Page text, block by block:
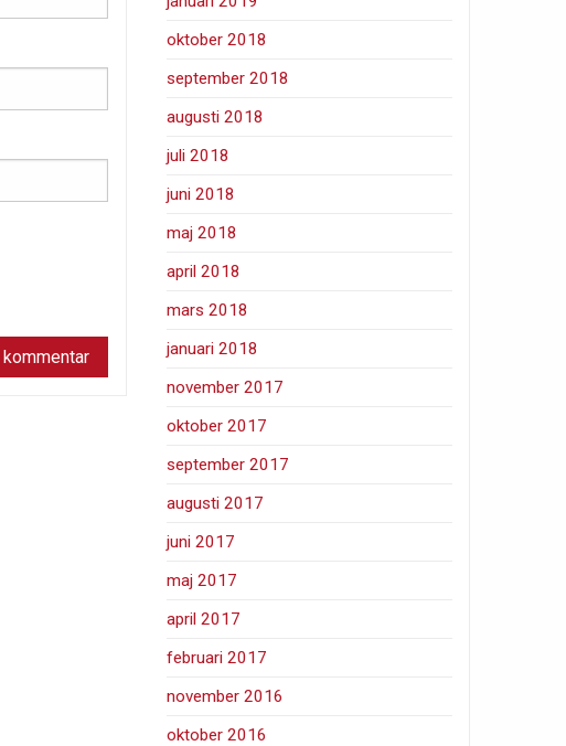
oktober 2018
september 2018
augusti 2018
juli 2018
juni 2018
maj 2018
april 2018
mars 2018
januari 2018
november 2017
oktober 2017
september 2017
augusti 2017
juni 2017
maj 2017
april 2017
februari 2017
november 2016
oktober 2016